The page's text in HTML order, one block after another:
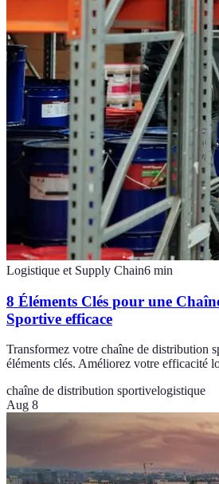
Logistique et Supply Chain6 min
8 Éléments Clés pour une
Sportive efficace
Transformez votre chaîne de distribution
éléments clés. Améliorez votre efficacité
chaîne de distribution sportivelogistique
Aug 8